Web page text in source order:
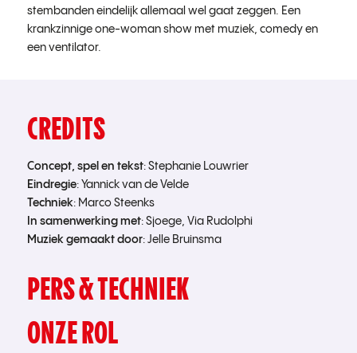
stembanden eindelijk allemaal wel gaat zeggen. Een
krankzinnige one-woman show met muziek, comedy en
een ventilator.
CREDITS
Concept, spel en tekst: Stephanie Louwrier
Eindregie: Yannick van de Velde
Techniek: Marco Steenks
In samenwerking met: Sjoege, Via Rudolphi
Muziek gemaakt door: Jelle Bruinsma
PERS & TECHNIEK
ONZE ROL